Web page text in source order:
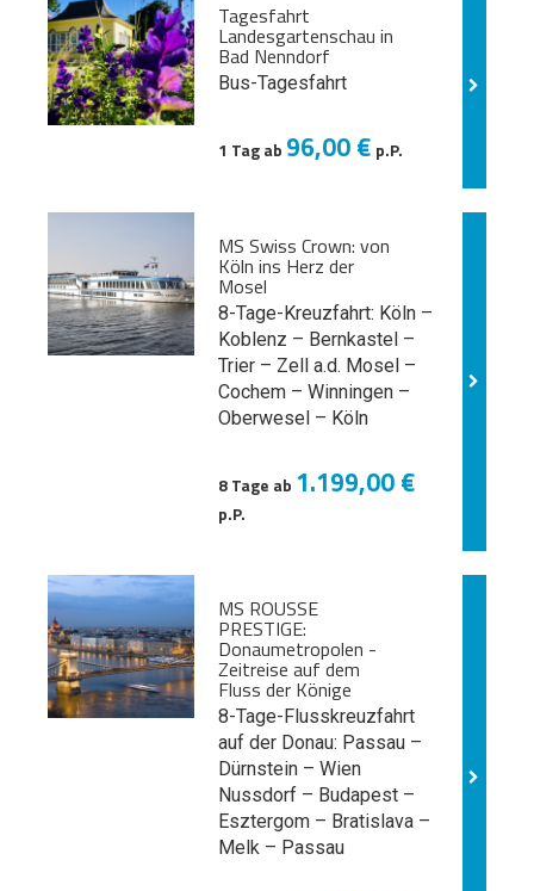
Tagesfahrt
Landesgartenschau in
Bad Nenndorf
Bus-Tagesfahrt
1 Tag ab 96,00 € p.P.
MS Swiss Crown: von
Köln ins Herz der
Mosel
8-Tage-Kreuzfahrt: Köln –
Koblenz – Bernkastel –
Trier – Zell a.d. Mosel –
Cochem – Winningen –
Oberwesel – Köln
8 Tage ab 1.199,00 €
p.P.
MS ROUSSE
PRESTIGE:
Donaumetropolen -
Zeitreise auf dem
Fluss der Könige
8-Tage-Flusskreuzfahrt
auf der Donau: Passau –
Dürnstein – Wien
Nussdorf – Budapest –
Esztergom – Bratislava –
Melk – Passau